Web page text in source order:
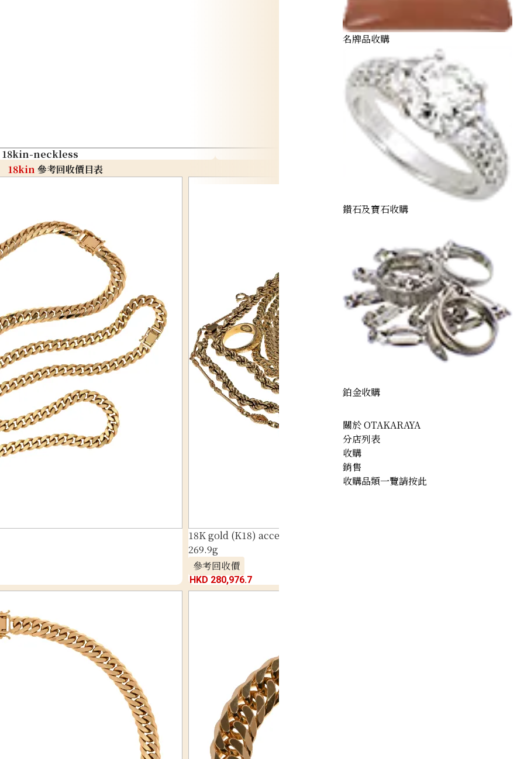
18kin-neckless
gold
18kin 參考回收價目表
18K gold (K18) accessories summary
269.9g
參考回收價
HKD 280,976.7
名牌品收購
鑽石及寶石收購
鉑金收購
關於 OTAKARAYA
分店列表
收購
銷售
收購品類一覽請按此